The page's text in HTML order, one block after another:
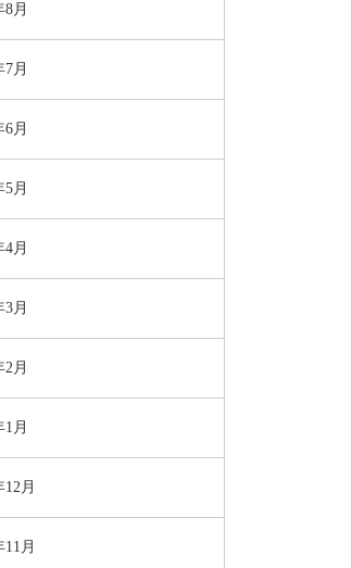
8月
7月
6月
5月
4月
3月
2月
1月
12月
11月